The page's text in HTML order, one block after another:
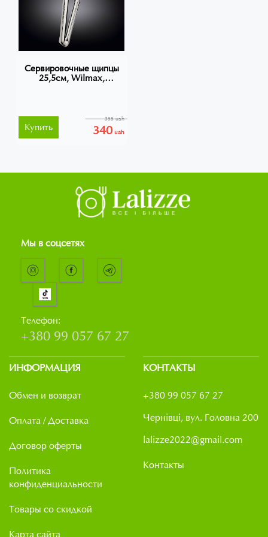
Сервировочные щипцы
25,5см, Wilmax,
340 uah
355 uah
Купить
Мы в соцсетях
Телефон:
+380 99 057 67 27
ИНФОРМАЦИЯ
Обмен и возврат
Оплата / Доставка
Договор оферты
Политика
конфиденциальности
Товары со скидкой
Карта сайта
КОНТАКТЫ
+380 99 057 67 27
Чернівці, вул. Головна 200
lalizze2022@gmail.com
Контакты